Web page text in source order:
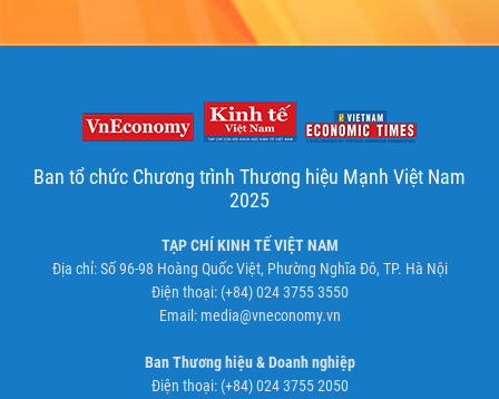
Ban tổ chức Chương trình Thương hiệu Mạnh Việt Nam
2025
TẠP CHÍ KINH TẾ VIỆT NAM
Địa chỉ: Số 96-98 Hoàng Quốc Việt, Phường Nghĩa Đô, TP. Hà Nội
Điện thoại: (+84) 024 3755 3550
Email: media@vneconomy.vn
Ban Thương hiệu & Doanh nghiệp
Điện thoại: (+84) 024 3755 2050